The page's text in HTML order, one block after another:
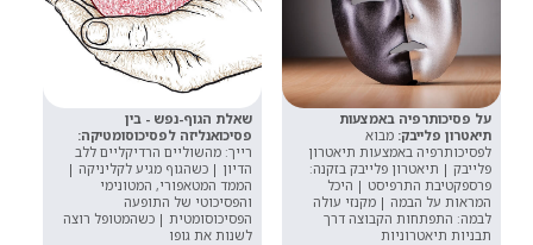
על פסיכותרפיה באמצעות
תיאטרון פלייבק:מבוא
לפסיכותרפיה באמצעות תיאטרון
פלייבק | תיאטרון פלייבק בזקנה:
פרספקטיבת התרפיסט | היכל
המראות על הבמה | מקנזי עולה
לבמה: התפתחות הקבוצה דרך
תבניות תיאטרוניות
שאלת הגוף-נפש - בין
פסיכואנליזה לפסיכוסומטיקה:
רייך: מהשוליים הרדיקליים ללב
הדיון | כשהגוף מגיע לקליניקה |
הממד המטאפורי, המטונימי
והפסיכוטי של התופעה
הפסיכוסומטית | כשהמטופל רוצה
לשנות את גופו